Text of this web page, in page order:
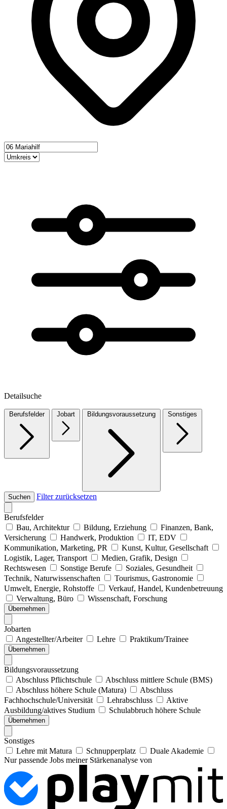
Detailsuche
Berufsfelder Jobart Bildungsvoraussetzung Sonstiges
Suchen Filter zurücksetzen
Berufsfelder
Bau, Architektur
Bildung, Erziehung
Finanzen, Bank,
Versicherung
Handwerk, Produktion
IT, EDV
Kommunikation, Marketing, PR
Kunst, Kultur, Gesellschaft
Logistik, Lager, Transport
Medien, Grafik, Design
Rechtswesen
Sonstige Berufe
Soziales, Gesundheit
Technik, Naturwissenschaften
Tourismus, Gastronomie
Umwelt, Energie, Rohstoffe
Verkauf, Handel, Kundenbetreuung
Verwaltung, Büro
Wissenschaft, Forschung
Übernehmen
Jobarten
Angestellter/Arbeiter
Lehre Praktikum/Trainee
Übernehmen
Bildungsvoraussetzung
Abschluss Pflichtschule
Abschluss mittlere Schule (BMS)
Abschluss höhere Schule (Matura)
Abschluss
Fachhochschule/Universität
Lehrabschluss
Aktive
Ausbildung/aktives Studium
Schulabbruch höhere Schule
Übernehmen
Sonstiges
Lehre mit Matura
Schnupperplatz
Duale Akademie
Nur passende Jobs meiner Stärkenanalyse von